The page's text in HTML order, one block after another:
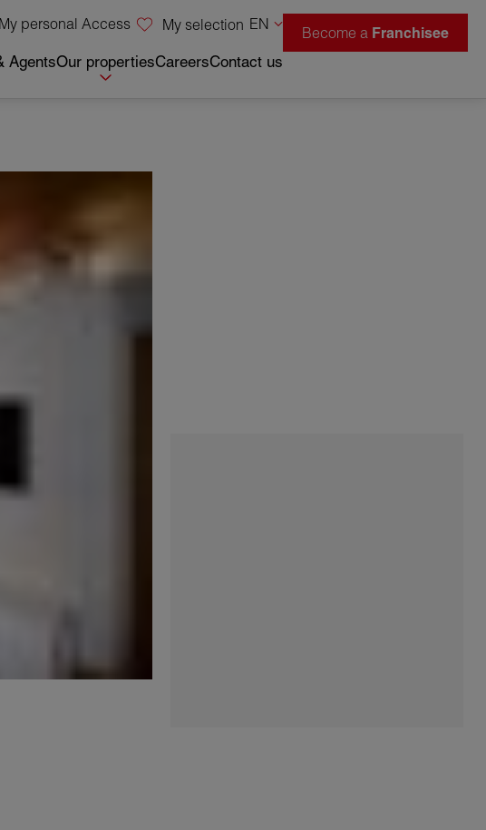
My personal Access My selection EN
AgentsOur propertiesCareersContact us
Become a Franchisee